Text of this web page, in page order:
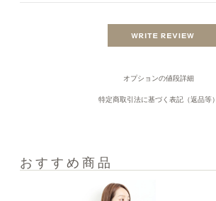
オプションの値段詳細
特定商取引法に基づく表記（返品等）
おすすめ商品